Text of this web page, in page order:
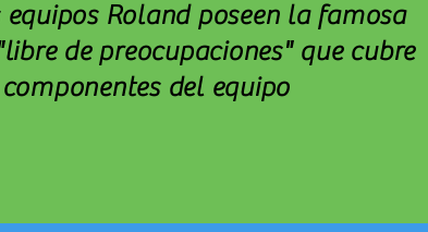
equipos Roland poseen la famosa
de preocupaciones" que cubre
del equipo